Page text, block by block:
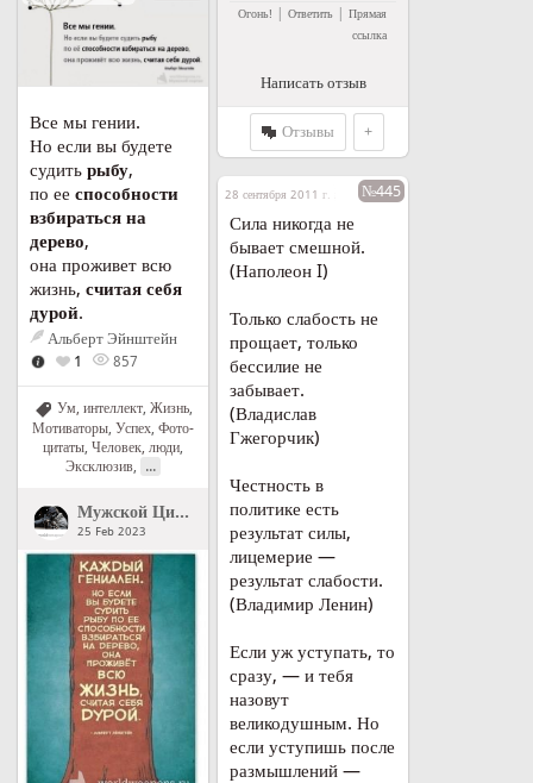
Огонь! | Ответить | Прямая
ссылка
Написать отзыв
Отзывы +
Все мы гении.
Но если вы будете
судить рыбу,
по ее способности
взбираться на
дерево,
она проживет всю
жизнь, считая себя
дурой.
Альберт Эйнштейн
1
857
Ум, интеллект, Жизнь,
Мотиваторы Успех Фото-
цитаты Человек, люди
Эксклюзив
...
Мужской Цитатник Рунета "> Мужской Цитатник Рунета
25 Feb 2023
28 сентября 2011 г. в 16:30№445
Сила никогда не
бывает смешной.
(Наполеон I)
Только слабость не
прощает, только
бессилие не
забывает.
(Владислав
Гжегорчик)
Честность в
политике есть
результат силы,
лицемерие —
результат слабости.
(Владимир Ленин)
Если уж уступать, то
сразу, — и тебя
назовут
великодушным. Но
если уступишь после
размышлений —